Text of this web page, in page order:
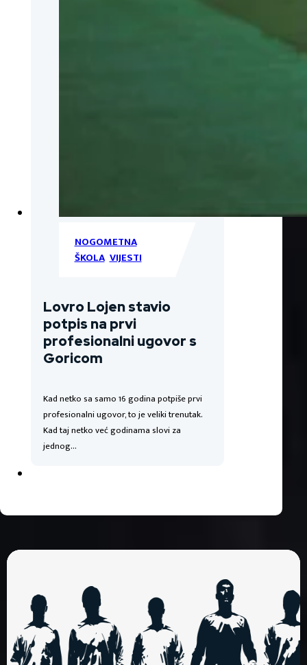
NOGOMETNA
ŠKOLA,VIJESTI
Lovro Lojen stavio
potpis na prvi
profesionalni ugovor s
Goricom
Kad netko sa samo 16 godina potpiše prvi
profesionalni ugovor, to je veliki trenutak.
Kad taj netko već godinama slovi za
jednog…